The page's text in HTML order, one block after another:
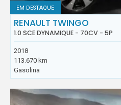
EM DESTAQUE
RENAULT TWINGO
1.0 SCE DYNAMIQUE - 70CV - 5P
2018
113.670 km
Gasolina